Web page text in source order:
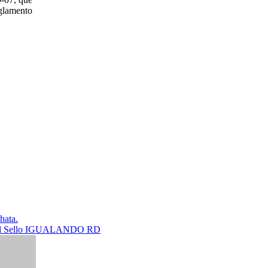
Sello IGUALANDO RD